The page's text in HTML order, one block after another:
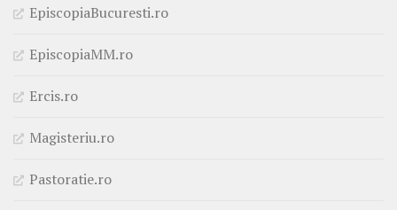
EpiscopiaBucuresti.ro
EpiscopiaMM.ro
Ercis.ro
Magisteriu.ro
Pastoratie.ro